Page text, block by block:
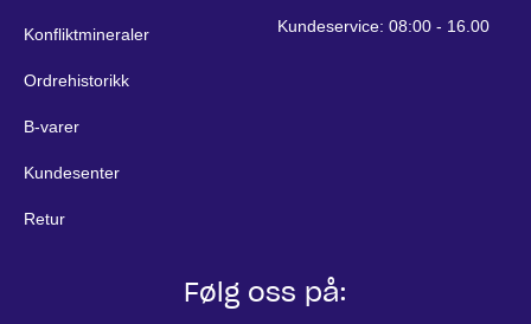
Konfliktmineraler
Ordrehistorikk
B-varer
Kundesenter
Retur
Kundeservice: 08:00 - 16.00
Følg oss på: